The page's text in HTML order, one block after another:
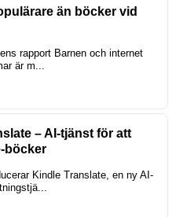
än böcker vid
rapport Barnen och internet
är m...
– AI-tjänst för att
böcker
Kindle Translate, en ny AI-